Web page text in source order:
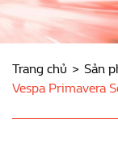
Trang chủ Sản
Vespa Primavera